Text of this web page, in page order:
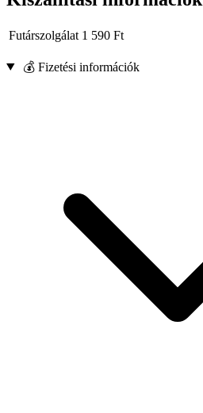
Futárszolgálat 1 590 Ft
💰 Fizetési információk